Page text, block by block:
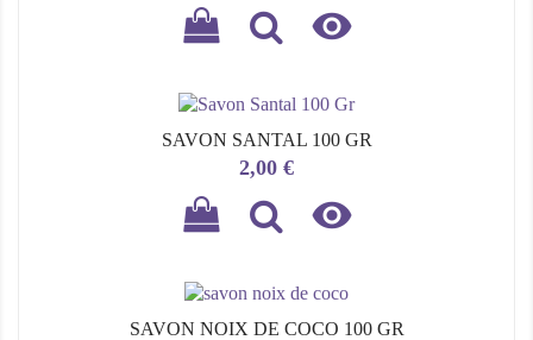

SAVON SANTAL 100 GR
Prix
2,00 €

SAVON NOIX DE COCO 100 GR